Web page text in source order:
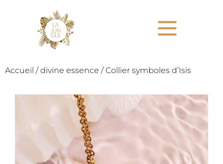
Accueil /divine essence / Collier symboles d’Isis